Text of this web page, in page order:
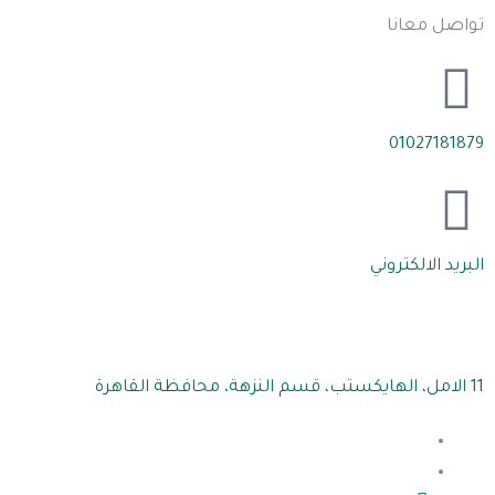
تواصل معانا
01027181879
البريد الالكتروني
11 الامل، الهايكستب، قسم النزهة، محافظة القاهرة‬